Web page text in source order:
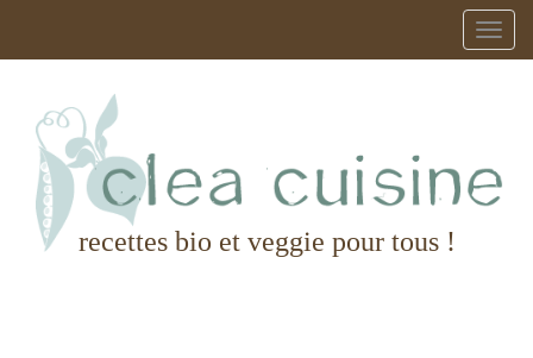
recettes bio et veggie pour tous !